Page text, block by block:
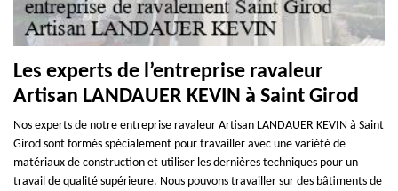
Les experts de l’entreprise ravaleur
Artisan LANDAUER KEVIN à Saint Girod
Nos experts de notre entreprise ravaleur Artisan LANDAUER KEVIN à Saint
Girod sont formés spécialement pour travailler avec une variété de
matériaux de construction et utiliser les dernières techniques pour un
travail de qualité supérieure. Nous pouvons travailler sur des bâtiments de